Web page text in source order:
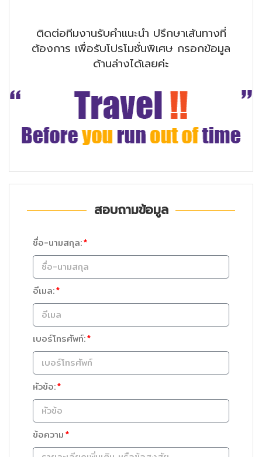
ติดต่อทีมงานรับคำแนะนำ ปรึกษาเส้นทางที่
ต้องการ เพื่อรับโปรโมชั่นพิเศษ กรอกข้อมูล
ด้านล่างได้เลยค่ะ
สอบถามข้อมูล
ชื่อ-นามสกุล:
อีเมล:
เบอร์โทรศัพท์:
หัวข้อ:
ข้อความ